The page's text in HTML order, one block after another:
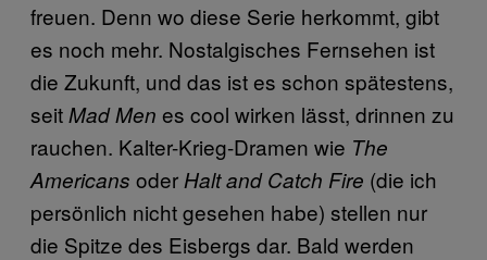
freuen. Denn wo diese Serie herkommt, gibt
es noch mehr. Nostalgisches Fernsehen ist
die Zukunft, und das ist es schon spätestens,
seitMad Men es cool wirken lässt, drinnen zu
rauchen. Kalter-Krieg-Dramen wie The
Americans oder Halt and Catch Fire (die ich
persönlich nicht gesehen habe) stellen nur
die Spitze des Eisbergs dar. Bald werden